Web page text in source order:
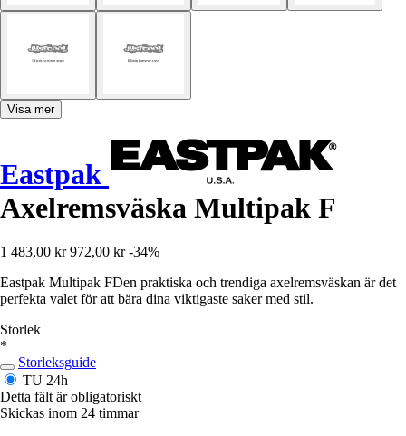
Visa mer
Eastpak
Axelremsväska Multipak F
1 483,00 kr 972,00 kr -34%
Eastpak Multipak FDen praktiska och trendiga axelremsväskan är det
perfekta valet för att bära dina viktigaste saker med stil.
Storlek
*
Storleksguide
TU 24h
Detta fält är obligatoriskt
Skickas inom 24 timmar